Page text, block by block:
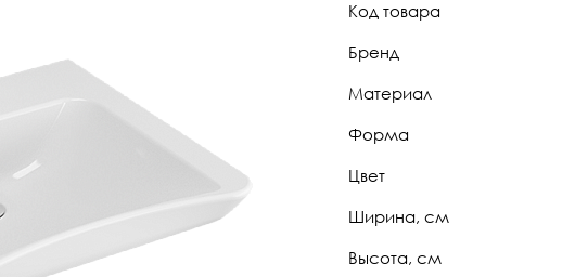
Код товара
Бренд
Материал
Форма
Цвет
Ширина, см
Высота, см